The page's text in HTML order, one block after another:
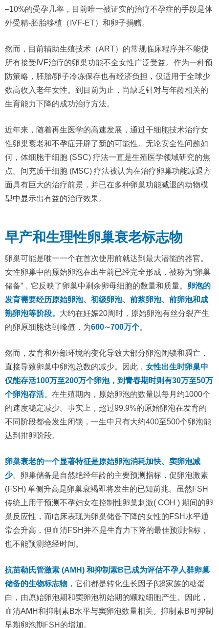
–10%的受孕几率，目前唯一被证实的治疗不孕症的手段是体
外受精-胚胎移植（IVF-ET）和卵子捐赠。
然而，目前辅助生殖技术（ART）的常规临床程序并不能使
所有接受IVF治疗的卵巢功能不全女性广泛受益。作为一种预
防策略，胚胎/卵子冷冻保存也有经济负担，仅适用于全球少
数高收入老年女性。到目前为止，尚缺乏针对与年龄相关的
生育能力下降的成功治疗方法。
近年来，随着再生医学的高速发展，通过干细胞技术治疗女
性卵巢衰老和不孕症开辟了新的可能性。无论安全性问题如
何，体细胞干细胞 (SSC) 疗法一直是生殖医学领域研究的焦
点。间充质干细胞 (MSC) 疗法被认为在治疗卵巢功能减退方
面具有巨大的治疗前景，并已在多种卵巢功能减退的动物模
型中显示出有益的治疗效果。
早产和生理性卵巢衰老标志物
卵巢可能是唯一一个在首次使用前就达到最大潜能的器官。
女性卵巢中的原始卵泡在出生前已经完全形成，被称为“卵巢
储备”，它反映了卵巢中剩余卵母细胞的数量和质量。 卵泡的
发育需要经历原始卵泡、初级卵泡、前浆卵泡、前卵泡和成
熟卵泡等阶段。 大约在妊娠20周时，原始卵泡有丝分裂产生
的卵原细胞达到峰值，为600∼700万个。
然而，发育和外部环境的变化导致大部分卵泡闭锁和凋亡，
直接导致卵巢中卵泡总数的减少。因此， 女性出生时卵巢中
仅能存活100万至200万个卵泡，到青春期时则有30万至50万
个卵泡存活。在生殖期内，原始卵泡的数量以每月约1000个
的速度稳定减少。事实上，超过99.9%的原始卵泡在发育的
不同阶段都会发生闭锁，一生中只有大约400至500个卵泡能
达到排卵阶段。
卵巢衰老的一个显著特征是原始卵泡消耗加快、窦卵泡减
少。卵巢储备是自然绝经年龄的主要预测指标，促卵泡激素
(FSH) 单侧升高是卵巢衰竭即将发生的已知前兆。虽然FSH
传统上用于预测不孕妇女在控制性卵巢刺激( COH ) 期间的卵
巢反应性，而临床表现为卵巢储备下降的女性的FSH水平通
常会升高，但血清FSH并不是生育力下降的最佳预测指标，
也不能预测绝经时间。
抗苗勒氏管激素 (AMH) 和抑制素B已成为评估不孕人群卵巢
储备的生物标志物 ，它们都是转化生长因子β超家族的糖蛋
白，由原始卵泡期和窦卵泡初始期的颗粒细胞产生。因此，
血清AMH和抑制素B水平与窦卵泡数量相关。抑制素B可抑制
早期卵泡期FSH的增加。